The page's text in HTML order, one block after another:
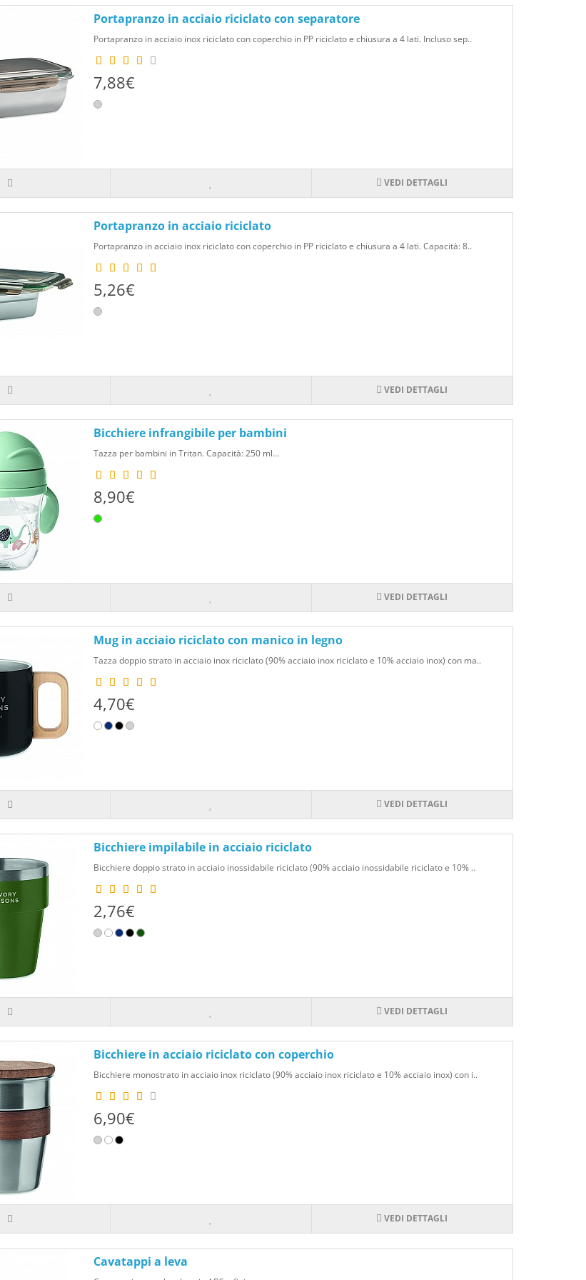
opzioni e crea un ambiente domestico che riflette la tua personalità. Non perdere l'opportunità di
aggiungere stile alla tua casa e promuovere il tuo marchio con i gadget personalizzati!
Portapranzo in acciaio riciclato con separatore
Portapranzo in acciaio inox riciclato con coperchio in PP riciclato e chiusura a 4 lati. Incluso sep..
7,88€
VEDI DETTAGLI
Portapranzo in acciaio riciclato
Portapranzo in acciaio inox riciclato con coperchio in PP riciclato e chiusura a 4 lati. Capacità: 8..
5,26€
VEDI DETTAGLI
Bicchiere infrangibile per bambini
Tazza per bambini in Tritan. Capacità: 250 ml...
8,90€
VEDI DETTAGLI
Mug in acciaio riciclato con manico in legno
Tazza doppio strato in acciaio inox riciclato (90% acciaio inox riciclato e 10% acciaio inox) con ma..
4,70€
VEDI DETTAGLI
Bicchiere impilabile in acciaio riciclato
Bicchiere doppio strato in acciaio inossidabile riciclato (90% acciaio inossidabile riciclato e 10% ..
2,76€
VEDI DETTAGLI
Bicchiere in acciaio riciclato con coperchio
Bicchiere monostrato in acciaio inox riciclato (90% acciaio inox riciclato e 10% acciaio inox) con i..
6,90€
VEDI DETTAGLI
Cavatappi a leva